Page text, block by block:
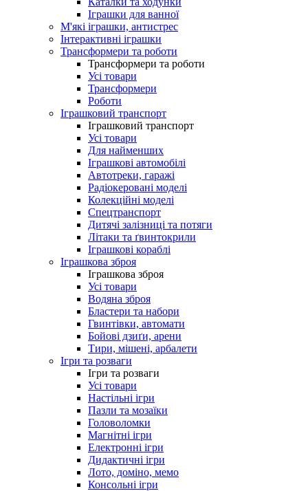
Іграшки для ванної
М'які іграшки, антистрес
Інтерактивні іграшки
Трансформери та роботи
Трансформери та роботи
Усі товари
Трансформери
Роботи
Іграшковий транспорт
Іграшковий транспорт
Усі товари
Для найменших
Іграшкові автомобілі
Автотреки, гаражі
Радіокеровані моделі
Колекційні моделі
Спецтранспорт
Дитячі залізниці та потяги
Літаки та ґвинтокрили
Іграшкові кораблі
Іграшкова зброя
Іграшкова зброя
Усі товари
Водяна зброя
Бластери та набори
Гвинтівки, автомати
Бойові дзиґи, арени
Тири, мішені, арбалети
Ігри та розваги
Ігри та розваги
Усі товари
Настільні ігри
Пазли та мозаїки
Головоломки
Магнітні ігри
Електронні ігри
Дидактичні ігри
Лото, доміно, мемо
Консольні ігри